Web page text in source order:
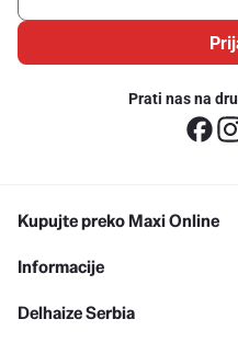
Prati nas na
Kupujte preko Maxi Online
Informacije
Delhaize Serbia